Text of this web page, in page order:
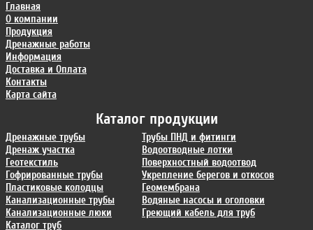
Каталог продукции
Дренажные трубы
Дренаж участка
Геотекстиль
Гофрированные трубы
Пластиковые колодцы
Канализационные трубы
Канализационные люки
Каталог труб
Трубы ПНД и фитинги
Водоотводные лотки
Поверхностный водоотвод
Укрепление берегов и откосов
Геомембрана
Водяные насосы и оголовки
Греющий кабель для труб
Главная
О компании
Продукция
Дренажные работы
Информация
Доставка и Оплата
Контакты
Карта сайта